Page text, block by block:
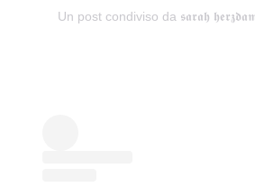
Un post condiviso da 𝖘𝖆𝖗𝖆𝖍